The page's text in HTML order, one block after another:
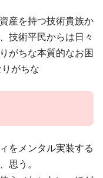
産を持つ技術貴族か
技術平民からは日々
がちな本質的なお困
がちな
をメンタル実装する
思う。